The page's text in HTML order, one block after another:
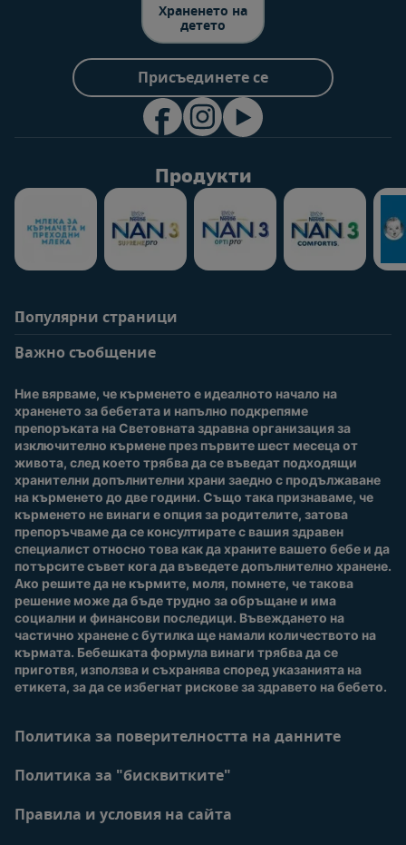
Храненето на
детето
Присъединете се
Продукти
Популярни страници
Често задавани
За нас
Присъединете се към
Nestlé Baby Club
Купи сега
Нашите марки и
продукти
Качество и сигурност
Безплатно тестване
Важно съобщение
Ние вярваме, че кърменето е идеалното начало на
храненето за бебетата и напълно подкрепяме
препоръката на Световната здравна организация за
изключително кърмене през първите шест месеца от
живота, след което трябва да се въведат подходящи
хранителни допълнителни храни заедно с продължаване
на кърменето до две години. Също така признаваме, че
кърменето не винаги е опция за родителите, затова
препоръчваме да се консултирате с вашия здравен
специалист относно това как да храните вашето бебе и да
потърсите съвет кога да въведете допълнително хранене.
Ако решите да не кърмите, моля, помнете, че такова
решение може да бъде трудно за обръщане и има
социални и финансови последици. Въвеждането на
частично хранене с бутилка ще намали количеството на
кърмата. Бебешката формула винаги трябва да се
приготвя, използва и съхранява според указанията на
етикета, за да се избегнат рискове за здравето на бебето.
Политика за поверителността на данните
Политика за "бисквитките"
Правила и условия на сайта